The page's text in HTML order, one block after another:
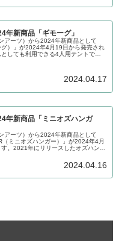
年新商品「ギモーグ」
アーツ）から2024年新商品として
グ）」が2024年4月19日から発売され
しても利用できる4人用テントで、
2024.04.17
年新商品「ミニオズハンガ
アーツ）から2024年新商品として
（ミニオズハンガー）」が2024年4月
。2021年にリリースしたオズハンガ
ハンガーです。詳細をレビューしま
2024.04.16